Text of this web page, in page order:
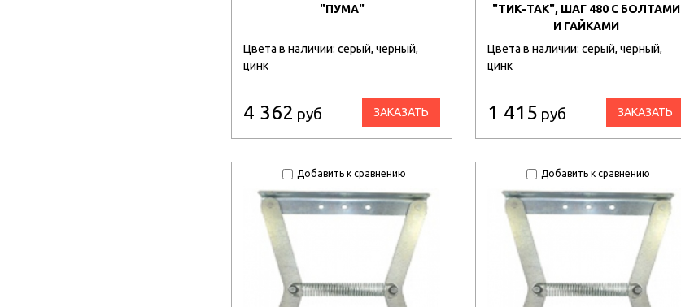
"ПУМА"
Цвета в наличии: серый, черный,
цинк
4 362 руб ЗАКАЗАТЬ
"ТИК-ТАК", ШАГ 480 С БОЛТАМИ
И ГАЙКАМИ
Цвета в наличии: серый, черный,
цинк
1 415 руб ЗАКАЗАТЬ
Добавить к сравнению Добавить к сравнению